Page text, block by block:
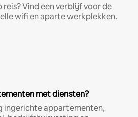
reis? Vind een verblijf voor de
wifi en aparte werkplekken.
met diensten?
ingerichte appartementen,